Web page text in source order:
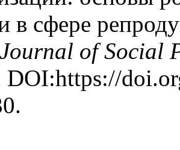
в сфере
of Social
DOI:https://